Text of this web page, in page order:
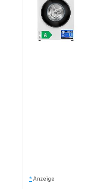
* Anzeige